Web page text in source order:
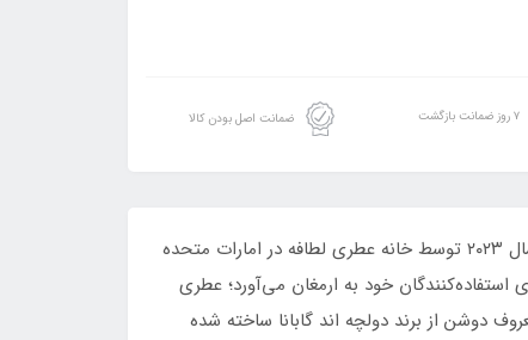
۷ روز ضمانت بازگشت ضمانت اصل بودن کالا
ادکلن پاریس کرنر مدل جاردن دس پاپیلون رایحه دولچه گابانا دوشن، عطری زنانه و مردانه با طبعی خنک و معتدل است که در سال ۲۰۲۳ توسط خانه عطری لطافه در امارات متحده
استفاده‌کنندگان خود به ارمغان می‌آورد؛ عطری
دوشن از برند دولچه اند گابانا ساخته شده